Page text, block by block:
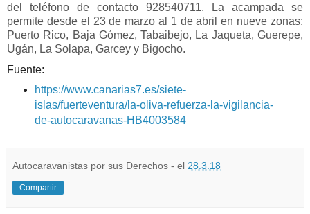
del teléfono de contacto 928540711. La acampada se
permite desde el 23 de marzo al 1 de abril en nueve zonas:
Puerto Rico, Baja Gómez, Tabaibejo, La Jaqueta, Guerepe,
Ugán, La Solapa, Garcey y Bigocho.
Fuente:
https://www.canarias7.es/siete-
islas/fuerteventura/la-oliva-refuerza-la-vigilancia-
de-autocaravanas-HB4003584
Autocaravanistas por sus Derechos - el 28.3.18
Compartir